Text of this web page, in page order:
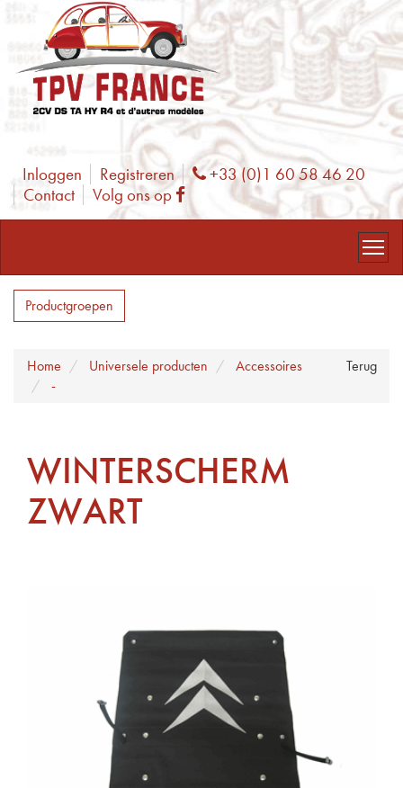
Inloggen Registreren Phone
+33 (0)1 60 58 46 20
Contact
Volg ons op Facebook
Productgroepen
Terug
Home Universele producten
Accessoires
-
WINTERSCHERM
ZWART